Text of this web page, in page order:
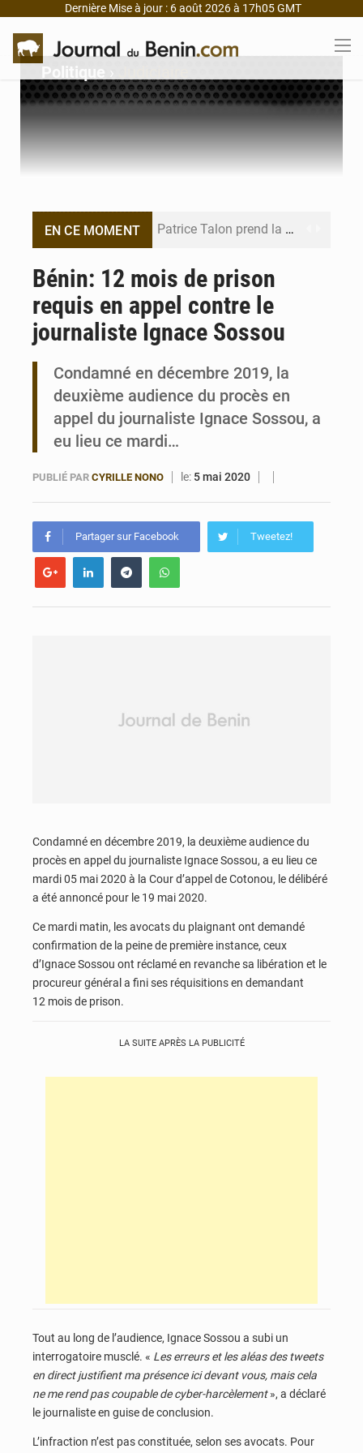
Dernière Mise à jour : 6 août 2026 à 17h05 GMT
Politique ›
EN CE MOMENT Patrice Talon prend la tête du premier bureau du Sénat du Bénin
Bénin : Le CEG La Verdure de Ouèdo fait sa mue pour la rentrée
Bénin : 14,5 milliards de dollars pour faire de la CDN 3.0 un bouclier économique
Bénin: 12 mois de prison
requis en appel contre le
journaliste Ignace Sossou
Condamné en décembre 2019, la
deuxième audience du procès en
appel du journaliste Ignace Sossou, a
eu lieu ce mardi…
PUBLIÉ PAR CYRILLE NONO le: 5 mai 2020
Partager sur Facebook Tweetez!
Condamné en décembre 2019, la deuxième audience du
procès en appel du journaliste Ignace Sossou, a eu lieu ce
mardi 05 mai 2020 à la Cour d’appel de Cotonou, le délibéré
a été annoncé pour le 19 mai 2020.
Ce mardi matin, les avocats du plaignant ont demandé
confirmation de la peine de première instance, ceux
d’Ignace Sossou ont réclamé en revanche sa libération et le
procureur général a fini ses réquisitions en demandant
12 mois de prison.
LA SUITE APRÈS LA PUBLICITÉ
Tout au long de l’audience, Ignace Sossou a subi un
interrogatoire musclé. « Les erreurs et les aléas des tweets
en direct justifient ma présence ici devant vous, mais cela
ne me rend pas coupable de cyber-harcèlement», a déclaré
le journaliste en guise de conclusion.
L’infraction n’est pas constituée, selon ses avocats. Pour